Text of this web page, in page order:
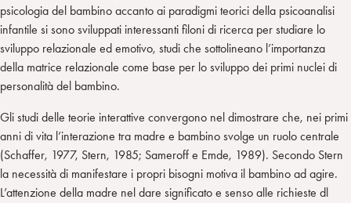
psicologia del bambino accanto ai paradigmi teorici della psicoanalisi
infantile si sono sviluppati interessanti filoni di ricerca per studiare lo
sviluppo relazionale ed emotivo, studi che sottolineano l’importanza
della matrice relazionale come base per lo sviluppo dei primi nuclei di
personalità del bambino.
Gli studi delle teorie interattive convergono nel dimostrare che, nei primi
anni di vita l’interazione tra madre e bambino svolge un ruolo centrale
(Schaffer, 1977, Stern, 1985; Sameroff e Emde, 1989). Secondo Stern
la necessità di manifestare i propri bisogni motiva il bambino ad agire.
L’attenzione della madre nel dare significato e senso alle richieste dl